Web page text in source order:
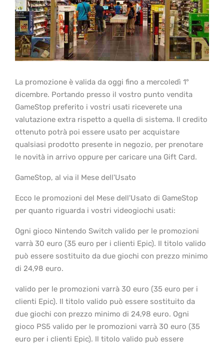
La promozione è valida da oggi fino a mercoledì 1°
dicembre. Portando presso il vostro punto vendita
GameStop preferito i vostri usati riceverete una
valutazione extra rispetto a quella di sistema. Il credito
ottenuto potrà poi essere usato per acquistare
qualsiasi prodotto presente in negozio, per prenotare
le novità in arrivo oppure per caricare una Gift Card.
GameStop, al via il Mese dell'Usato
Ecco le promozioni del Mese dell'Usato di GameStop
per quanto riguarda i vostri videogiochi usati:
Ogni gioco Nintendo Switch valido per le promozioni
varrà 30 euro (35 euro per i clienti Epic). Il titolo valido
può essere sostituito da due giochi con prezzo minimo
di 24,98 euro.
valido per le promozioni varrà 30 euro (35 euro per i
clienti Epic). Il titolo valido può essere sostituito da
due giochi con prezzo minimo di 24,98 euro. Ogni
gioco PS5 valido per le promozioni varrà 30 euro (35
euro per i clienti Epic). Il titolo valido può essere